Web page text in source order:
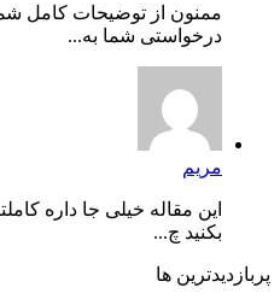
ممنون از توضیحات کامل
درخواستی شما به...
مریم
این مقاله خیلی جا داره
بکنید چ...
پربازدیدترین ها